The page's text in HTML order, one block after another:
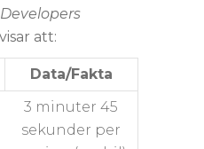
att:
Data/Fakta
3 minuter 45
sekunder per